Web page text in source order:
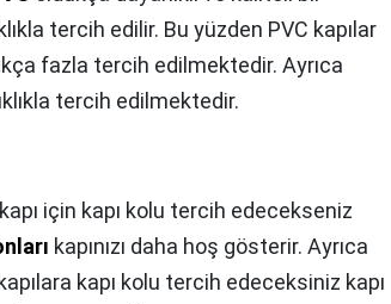
tercih edilir. Bu yüzden PVC kapılar
fazla tercih edilmektedir. Ayrıca
tercih edilmektedir.
için kapı kolu tercih edecekseniz
kapınızı daha hoş gösterir. Ayrıca
kapı kolu tercih edeceksiniz kapı